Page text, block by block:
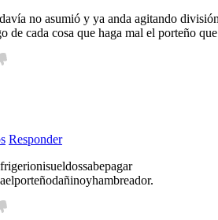
no asumió y ya anda agitando
de cada cosa que haga mal el porteño
Responder